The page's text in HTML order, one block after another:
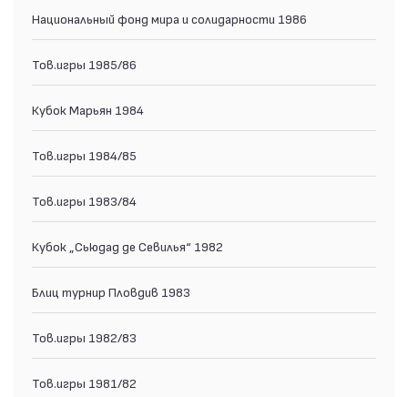
Национальный фонд мира и солидарности 1986
Тов.игры 1985/86
Кубок Марьян 1984
Тов.игры 1984/85
Тов.игры 1983/84
Кубок „Сьюдад де Севилья“ 1982
Блиц турнир Пловдив 1983
Тов.игры 1982/83
Тов.игры 1981/82